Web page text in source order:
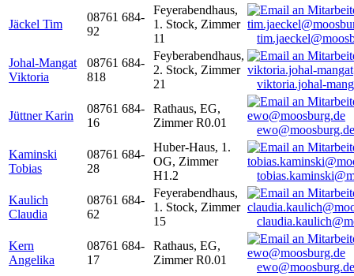
Jäckel Tim
08761 684-
92
Feyerabendhaus,
1. Stock, Zimmer
11
Johal-Mangat
Viktoria
08761 684-
818
Feyberabendhaus,
2. Stock, Zimmer
21
viktoria.johal-
Jüttner Karin
08761 684-
16
Rathaus, EG,
Zimmer R0.01
ewo@moosburg.de
Kaminski
Tobias
08761 684-
28
Huber-Haus, 1.
OG, Zimmer
H1.2
Kaulich
Claudia
08761 684-
62
Feyerabendhaus,
1. Stock, Zimmer
15
Kern
Angelika
08761 684-
17
Rathaus, EG,
Zimmer R0.01
ewo@moosburg.de